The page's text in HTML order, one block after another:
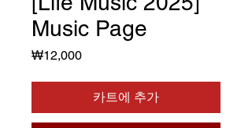
Music Page
₩12,000가
카트에 추가